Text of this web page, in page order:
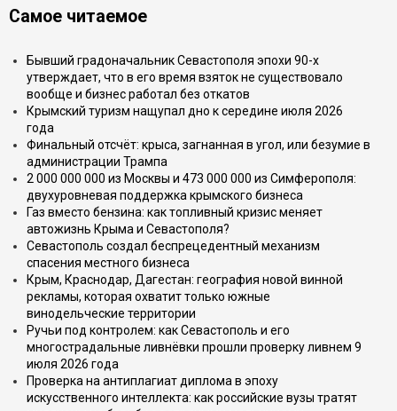
Самое читаемое
Бывший градоначальник Севастополя эпохи 90-х
утверждает, что в его время взяток не существовало
вообще и бизнес работал без откатов
Крымский туризм нащупал дно к середине июля 2026
года
Финальный отсчёт: крыса, загнанная в угол, или безумие в
администрации Трампа
2 000 000 000 из Москвы и 473 000 000 из Симферополя:
двухуровневая поддержка крымского бизнеса
Газ вместо бензина: как топливный кризис меняет
автожизнь Крыма и Севастополя?
Севастополь создал беспрецедентный механизм
спасения местного бизнеса
Крым, Краснодар, Дагестан: география новой винной
рекламы, которая охватит только южные
винодельческие территории
Ручьи под контролем: как Севастополь и его
многострадальные ливнёвки прошли проверку ливнем 9
июля 2026 года
Проверка на антиплагиат диплома в эпоху
искусственного интеллекта: как российские вузы тратят